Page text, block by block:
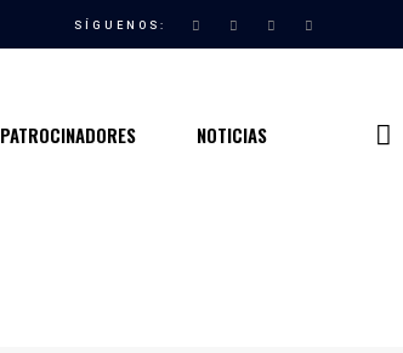
SÍGUENOS:
PATROCINADORES NOTICIAS